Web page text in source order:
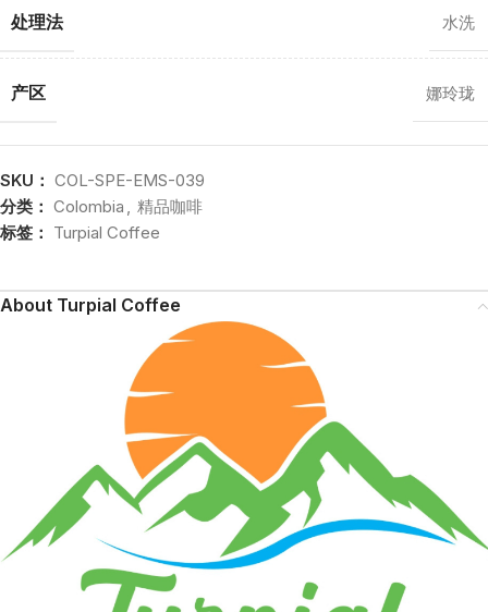
处理法 水洗
产区 娜玲珑
SKU： COL-SPE-EMS-039
分类： Colombia , 精品咖啡
标签： Turpial Coffee
About Turpial Coffee